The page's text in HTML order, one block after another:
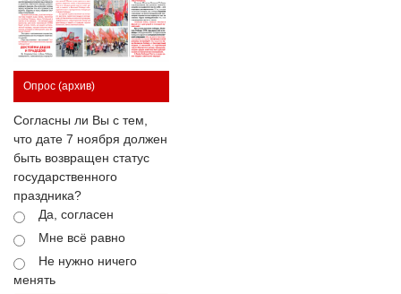
Опрос (архив)
Согласны ли Вы с тем,
что дате 7 ноября должен
быть возвращен статус
государственного
праздника?
Да, согласен
Мне всё равно
Не нужно ничего
менять